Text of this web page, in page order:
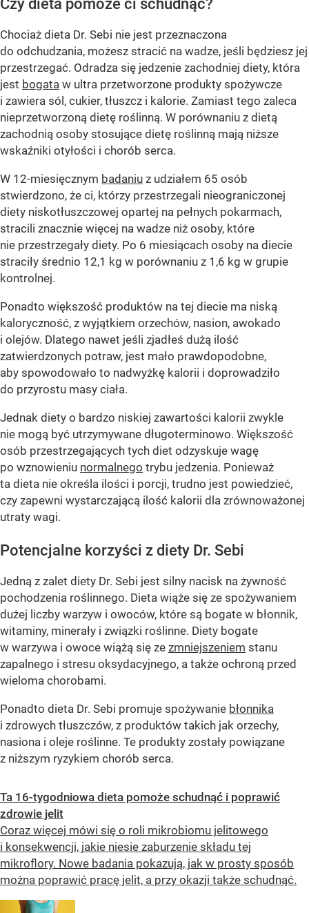
Czy dieta pomoże ci schudnąć?
Chociaż dieta Dr. Sebi nie jest przeznaczona
do odchudzania, możesz stracić na wadze, jeśli będziesz jej
przestrzegać. Odradza się jedzenie zachodniej diety, która
jest bogata w ultra przetworzone produkty spożywcze
i zawiera sól, cukier, tłuszcz i kalorie. Zamiast tego zaleca
nieprzetworzoną dietę roślinną. W porównaniu z dietą
zachodnią osoby stosujące dietę roślinną mają niższe
wskaźniki otyłości i chorób serca.
W 12-miesięcznym badaniu z udziałem 65 osób
stwierdzono, że ci, którzy przestrzegali nieograniczonej
diety niskotłuszczowej opartej na pełnych pokarmach,
stracili znacznie więcej na wadze niż osoby, które
nie przestrzegały diety. Po 6 miesiącach osoby na diecie
straciły średnio 12,1 kg w porównaniu z 1,6 kg w grupie
kontrolnej.
Ponadto większość produktów na tej diecie ma niską
kaloryczność, z wyjątkiem orzechów, nasion, awokado
i olejów. Dlatego nawet jeśli zjadłeś dużą ilość
zatwierdzonych potraw, jest mało prawdopodobne,
aby spowodowało to nadwyżkę kalorii i doprowadziło
do przyrostu masy ciała.
Jednak diety o bardzo niskiej zawartości kalorii zwykle
nie mogą być utrzymywane długoterminowo. Większość
osób przestrzegających tych diet odzyskuje wagę
po wznowieniu normalnego trybu jedzenia. Ponieważ
ta dieta nie określa ilości i porcji, trudno jest powiedzieć,
czy zapewni wystarczającą ilość kalorii dla zrównoważonej
utraty wagi.
Potencjalne korzyści z diety Dr. Sebi
Jedną z zalet diety Dr. Sebi jest silny nacisk na żywność
pochodzenia roślinnego. Dieta wiąże się ze spożywaniem
dużej liczby warzyw i owoców, które są bogate w błonnik,
witaminy, minerały i związki roślinne. Diety bogate
w warzywa i owoce wiążą się ze zmniejszeniem stanu
zapalnego i stresu oksydacyjnego, a także ochroną przed
wieloma chorobami.
Ponadto dieta Dr. Sebi promuje spożywanie błonnika
i zdrowych tłuszczów, z produktów takich jak orzechy,
nasiona i oleje roślinne. Te produkty zostały powiązane
z niższym ryzykiem chorób serca.
Ta 16-tygodniowa dieta pomoże schudnąć i poprawić
zdrowie jelit
Coraz więcej mówi się o roli mikrobiomu jelitowego
i konsekwencji, jakie niesie zaburzenie składu tej
mikroflory. Nowe badania pokazują, jak w prosty sposób
można poprawić pracę jelit, a przy okazji także schudnąć.